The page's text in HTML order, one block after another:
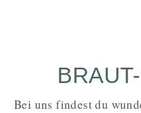
Bei uns findest du